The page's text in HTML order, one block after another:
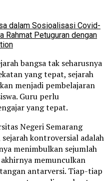
dalam Sosioalisasi Covid-
Rahmat Petuguran dengan
bangsa tak seharusnya
yang tepat, sejarah
menjadi pembelajaran
Guru perlu
yang tepat.
Negeri Semarang
kontroversial adalah
menimbulkan sejumlah
memunculkan
antarversi. Tiap-tiap